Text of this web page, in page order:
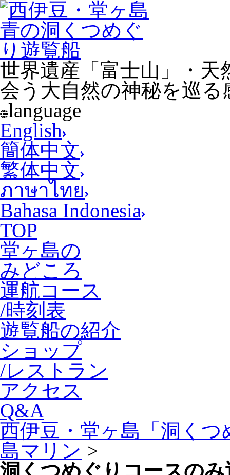
世界遺産「富士山」・
会う大自然の神秘を巡
language
English
簡体中文
繁体中文
ภาษาไทย
Bahasa Indonesia
TOP
堂ヶ島の
みどころ
運航コース
/時刻表
遊覧船の紹介
ショップ
/レストラン
アクセス
Q&A
西伊豆・堂ヶ島「洞く
島マリン >